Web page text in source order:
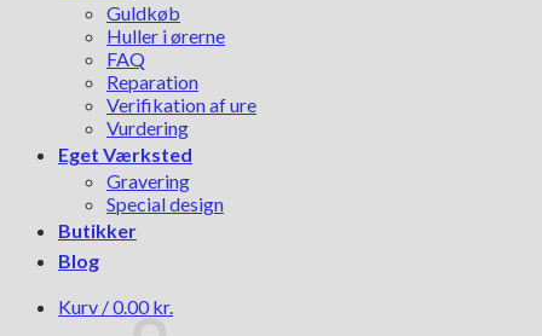
Guldkøb
Huller i ørerne
FAQ
Reparation
Verifikation af ure
Vurdering
Eget Værksted
Gravering
Special design
Butikker
Blog
Kurv /0.00 kr.